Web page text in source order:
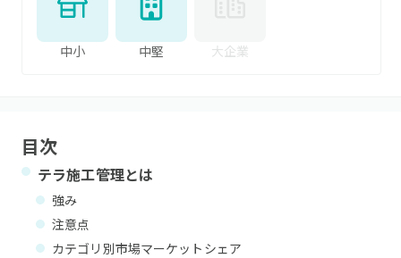
中小 中堅 大企業
目次
テラ施工管理とは
強み
注意点
カテゴリ別市場マーケットシェア